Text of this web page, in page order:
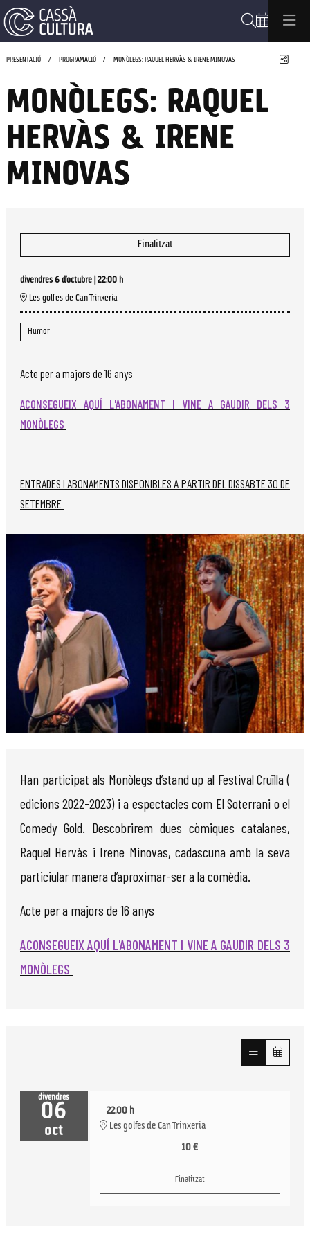
PRESENTACIÓ PROGRAMACIÓ MONÒLEGS: RAQUEL HERVÀS & IRENE MINOVAS
MONÒLEGS: RAQUEL
HERVÀS & IRENE
MINOVAS
Finalitzat
divendres 6 d’octubre
22:00 h
Les golfes de Can Trinxeria
Humor
Acte per a majors de 16 anys
ACONSEGUEIX AQUÍ L'ABONAMENT I VINE A GAUDIR DELS 3
MONÒLEGS
ENTRADES I ABONAMENTS DISPONIBLES A PARTIR DEL DISSABTE 30 DE
SETEMBRE
Han participat als Monòlegs d’stand up al Festival Cruïlla (
edicions 2022-2023) i a espectacles com El Soterrani o el
Comedy Gold. Descobrirem dues còmiques catalanes,
Raquel Hervàs i Irene Minovas, cadascuna amb la seva
particiular manera d’aproximar-ser a la comèdia.
Acte per a majors de 16 anys
ACONSEGUEIX AQUÍ L'ABONAMENT I VINE A GAUDIR DELS 3
MONÒLEGS
divendres
06
oct
22:00 h
Les golfes de Can Trinxeria
10 €
Finalitzat